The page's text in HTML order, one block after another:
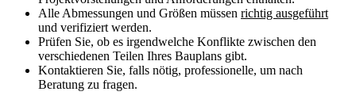
Alle Abmessungen und Größen⁢ müssen richtig ausgeführt
und⁣ verifiziert werden.
Prüfen Sie, ob es irgendwelche‌ Konflikte zwischen ⁢den
verschiedenen Teilen Ihres Bauplans gibt.
Kontaktieren Sie, falls nötig, professionelle, um nach
Beratung zu fragen.